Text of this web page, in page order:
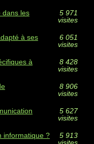
dans les
5 971
visites
à ses
6 051
visites
à
8 428
visites
8 906
visites
5 627
visites
informatique ?
5 913
visites